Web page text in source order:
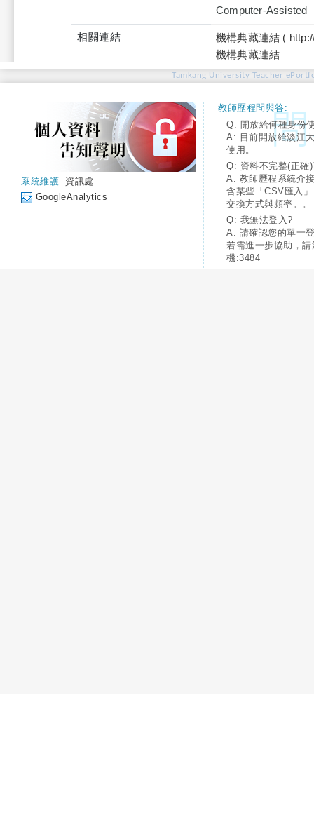
Computer-Assisted
相關連結
機構典藏連結 (
機構典藏連結
Tamkang University Teacher
系統維護: 資訊處
GoogleAnalytics
教師歷程問與答:
Q: 開放給何種身份
A: 目前開放給淡江
使用。
Q: 資料不完整(正確
A: 教師歷程系統介
含某些「CSV匯入
交換方式與頻率。。
Q: 我無法登入?
A: 請確認您的單一
若需進一步協助，
機:3484